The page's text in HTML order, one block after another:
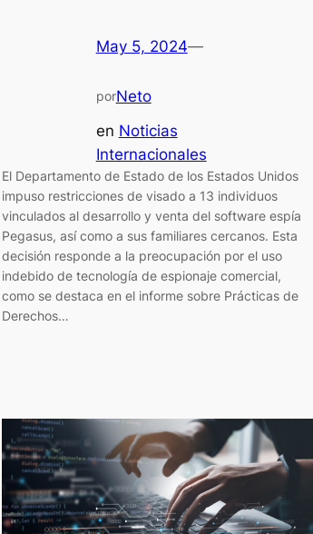
May 5, 2024—
porNeto
en Noticias
Internacionales
El Departamento de Estado de los Estados Unidos
impuso restricciones de visado a 13 individuos
vinculados al desarrollo y venta del software espía
Pegasus, así como a sus familiares cercanos. Esta
decisión responde a la preocupación por el uso
indebido de tecnología de espionaje comercial,
como se destaca en el informe sobre Prácticas de
Derechos…